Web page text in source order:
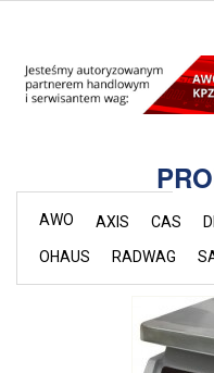
AWO AXIS CAS
OHAUS
RADWAG